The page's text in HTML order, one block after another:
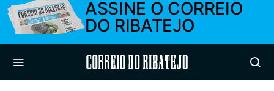
ASSINE O CORREIO
DO RIBATEJO
Correio do Ribatejo